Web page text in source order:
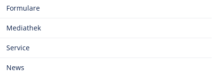
Formulare
Mediathek
Service
News